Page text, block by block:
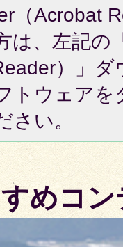
（Acrobat
は、左記の
）」
トウェア
さい。
めコ